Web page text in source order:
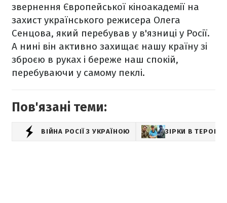
звернення Європейської кіноакадемії на
захист українського режисера Олега
Сенцова, який перебував у в'язниці у Росії.
А нині він активно захищає нашу країну зі
зброєю в руках і береже наш спокій,
перебуваючи у самому пеклі.
Пов'язані теми:
ВІЙНА РОСІЇ З УКРАЇНОЮ ЗІРКИ В